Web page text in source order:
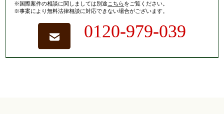
※国際案件の相談に関しましては別途 こちらをご覧ください。
※事案により無料法律相談に対応できない場合がございます。
0120-979-039